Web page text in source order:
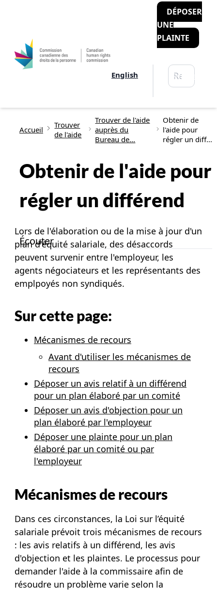
English Rechercher
DÉPOSER
UNE
PLAINTE
Accueil
Trouver
de l'aide
Trouver de l'aide
auprès du
Bureau de...
Obtenir de
l'aide pour
régler un diff...
Obtenir de l'aide pour
régler un différend
Écouter
Lors de l'élaboration ou de la mise à jour d'un
plan d'équité salariale, des désaccords
peuvent survenir entre l'employeur, les
agents négociateurs et les représentants des
emplpoyés non syndiqués.
Sur cette page:
Mécanismes de recours
Avant d'utiliser les mécanismes de
recours
Déposer un avis relatif à un différend
pour un plan élaboré par un comité
Déposer un avis d'objection pour un
plan élaboré par l'employeur
Déposer une plainte pour un plan
élaboré par un comité ou par
l'employeur
Mécanismes de recours
Dans ces circonstances, la Loi sur l’équité
salariale prévoit trois mécanismes de recours
: les avis relatifs à un différend, les avis
d'objection et les plaintes. Le processus pour
demander l'aide à la commissaire afin de
résoudre un problème varie selon la